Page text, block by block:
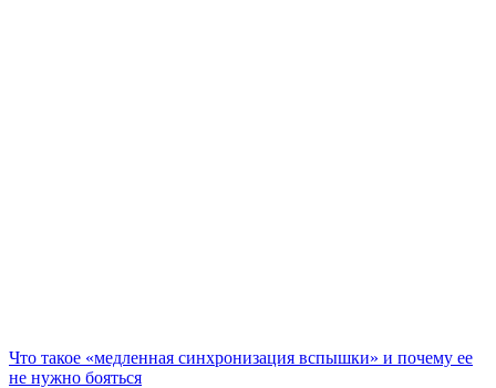
Что такое «медленная синхронизация вспышки» и почему ее
не нужно бояться